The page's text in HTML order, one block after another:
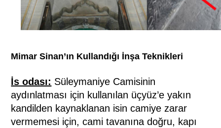
Mimar Sinan’ın Kullandığı İnşa Teknikleri
İs odası: Süleymaniye Camisinin
aydınlatması için kullanılan üçyüz’e yakın
kandilden kaynaklanan isin camiye zarar
vermemesi için, cami tavanına doğru, kapı